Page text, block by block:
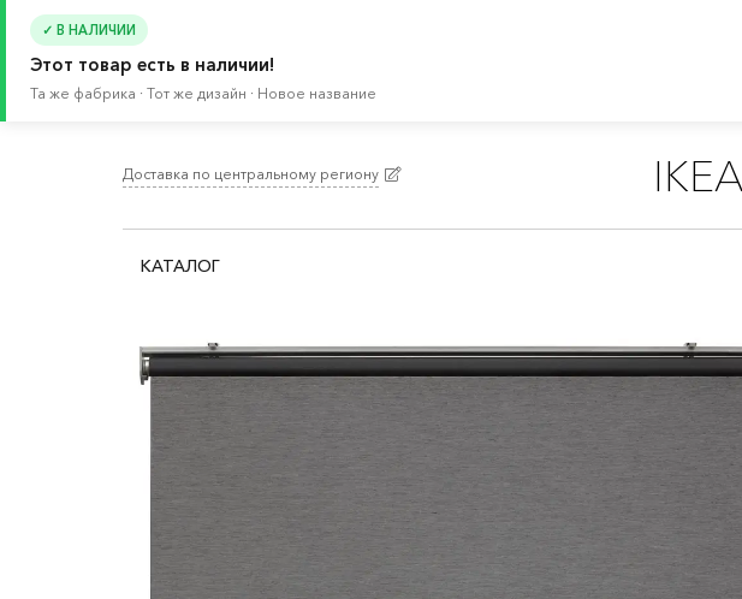
✓ В НАЛИЧИИ
Этот товар есть в наличии!
Та же фабрика · Тот же дизайн · Новое название
Доставка по центральному региону
КАТАЛОГ